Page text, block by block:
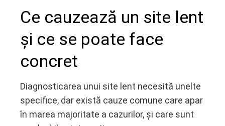
Ce cauzează un site lent
și ce se poate face
concret
Diagnosticarea unui site lent necesită unelte
specifice, dar există cauze comune care apar
în marea majoritate a cazurilor, și care sunt